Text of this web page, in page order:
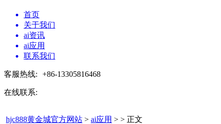
首页
关于我们
ai资讯
ai应用
联系我们
客服热线: +86-13305816468
在线联系:
hjc888黄金城官方网站 > ai应用 > > 正文